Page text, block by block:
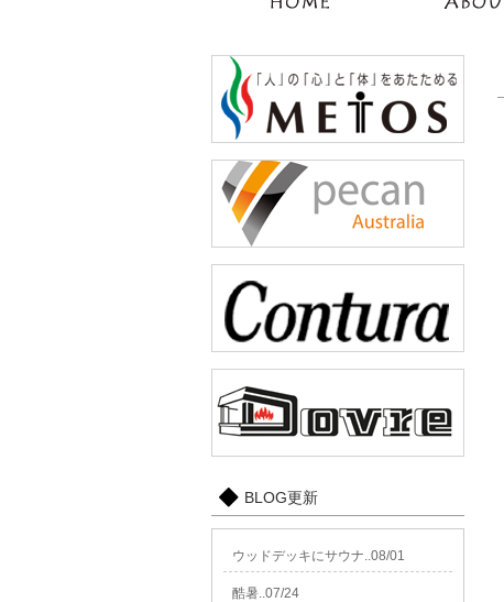
BLOG更新
ウッドデッキにサウナ..08/01
酷暑..07/24